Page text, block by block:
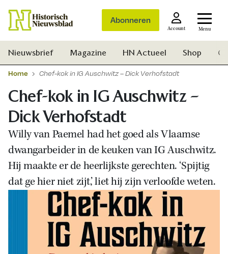
Abonneren
Account Menu
Zoek
Nieuwsbrief Magazine HN Actueel Shop
Home Chef-kok in IG Auschwitz – Dick Verhofstadt
Chef-kok in IG Auschwitz –
Dick Verhofstadt
Willy van Paemel had het goed als Vlaamse
dwangarbeider in de keuken van IG Auschwitz.
Hij maakte er de heerlijkste gerechten. ‘Spijtig
dat ge hier niet zijt,’ liet hij zijn verloofde weten.